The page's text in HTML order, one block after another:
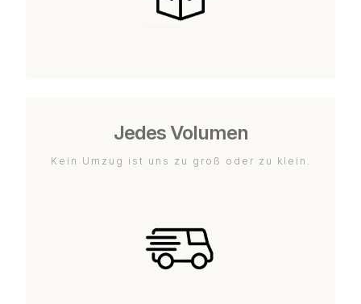
Jedes Volumen
Kein Umzug ist uns zu groß oder zu klein.